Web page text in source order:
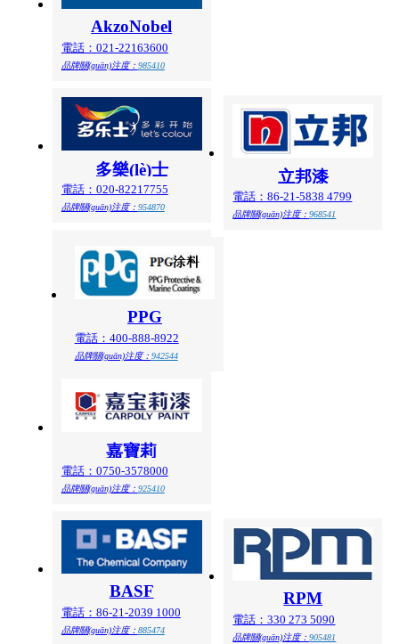
AkzoNobel
電話：021-22163600
品牌關(guān)注度： 985410
立邦漆
電話：86-21-5838 4799
品牌關(guān)注度：968541
多樂(lè)士
電話：020-82217755
品牌關(guān)注度： 954870
PPG
電話：400-888-8922
品牌關(guān)注度： 942544
嘉寶莉
電話：0750-3578000
品牌關(guān)注度： 925410
RPM
電話：330 273 5090
品牌關(guān)注度：905481
BASF
電話：86-21-2039 1000
品牌關(guān)注度： 885474